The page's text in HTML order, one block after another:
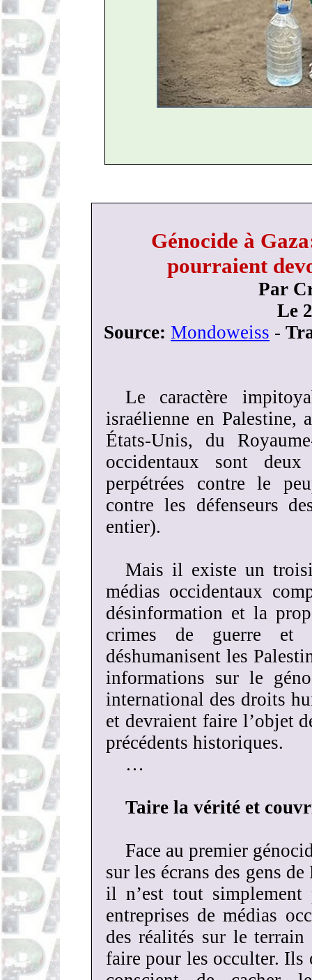
Génocide à
pourraient
Par
Le
Source:Mondoweiss -
Le caractère
israélienne en Palestine,
États-Unis, du
occidentaux sont
perpétrées contre le
contre les défenseurs
entier).
Mais il existe un
médias occidentaux
désinformation et la
crimes de guerre et
déshumanisent les
informations sur le
international des droits
et devraient faire l’objet
précédents historiques.
…
Taire la vérité et
Face au premier
sur les écrans des gens
il n’est tout simplement
entreprises de médias
des réalités sur le
faire pour les occulter.